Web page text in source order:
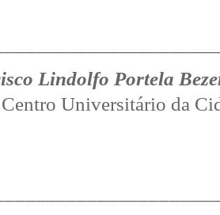
Lindolfo Portela
Centro Universitário da